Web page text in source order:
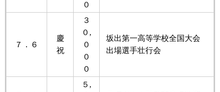
０
７．６
慶
祝
３
０,
０
０
０
坂出第一高等学校全国大会
出場選手壮行会
５,